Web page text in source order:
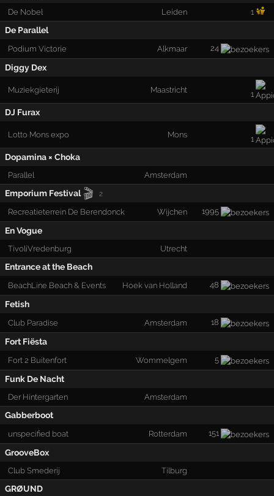
De Nobel Leiden 1
De Parallel
Podium Victorie Alkmaar 24
Diggy Dex
Muziekgieterij Maastricht 1
DJ Furax
Lotto Mons expo Mons 1
Dopamina × Choka
Parallel Amsterdam
Emporium Festival 🎬 2
Recreatieterrein De Berendonck Wijchen 1995
En Vogue
TivoliVredenburg Utrecht
Entrance at the Beach
BeachLine Beach & Events Hoek van Holland 48
Fetish
Club Paradise Amsterdam 18
Fort Fiësta
Fort 2 Buitenfort Wommelgem 5
Funk De Nacht
Der Hintergarten Amsterdam
Gabberboot
unspecified boat Rotterdam 151
GrooveBox
Club Smederij Tilburg
GRØUND